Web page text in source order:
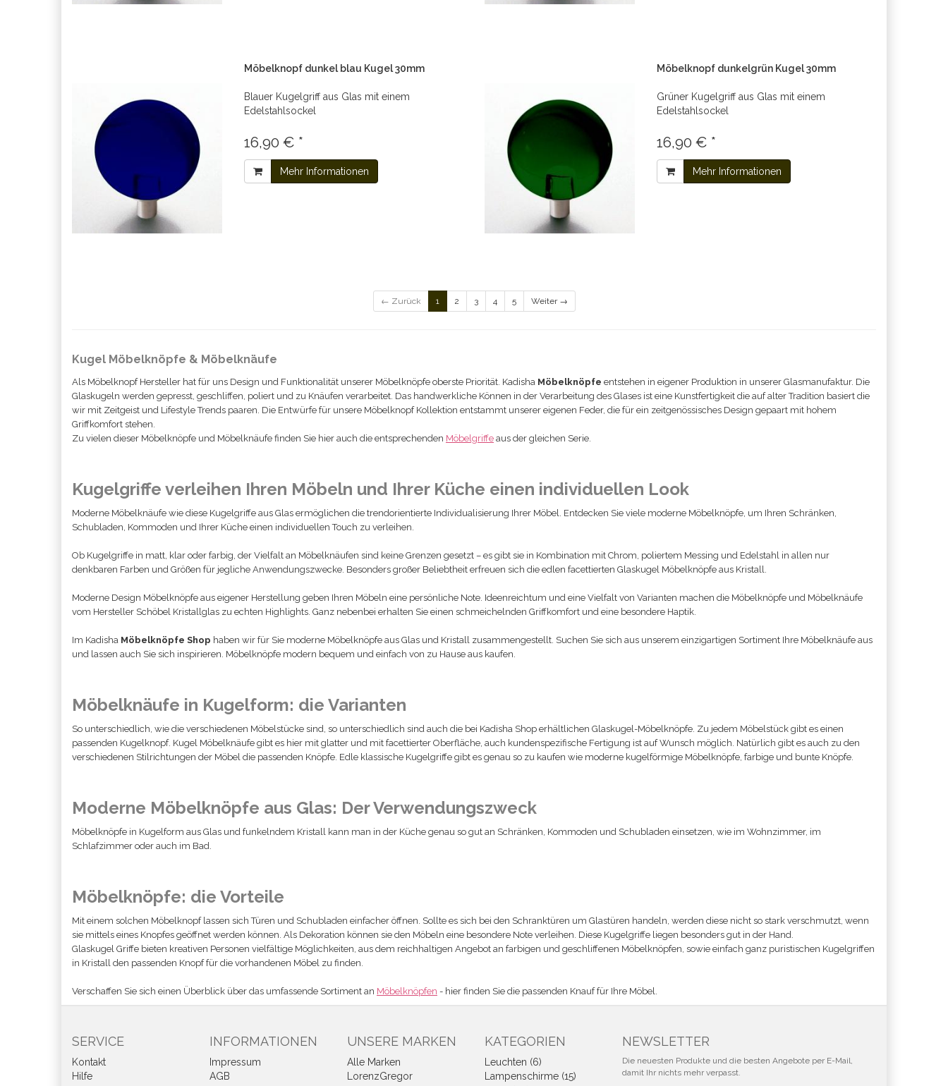
Möbelknopf dunkel blau Kugel 30mm
Blauer Kugelgriff aus Glas mit einem
Edelstahlsockel
16,90 € *
Mehr Informationen
Möbelknopf dunkelgrün Kugel 30mm
Grüner Kugelgriff aus Glas mit einem
Edelstahlsockel
16,90 € *
Mehr Informationen
← Zurück 1 2 3 4 5 Weiter →
Kugel Möbelknöpfe & Möbelknäufe
Als Möbelknopf Hersteller hat für uns Design und Funktionalität unserer Möbelknöpfe oberste Priorität. Kadisha Möbelknöpfe entstehen in eigener Produktion in unserer Glasmanufaktur. Die
Glaskugeln werden gepresst, geschliffen, poliert und zu Knäufen verarbeitet. Das handwerkliche Können in der Verarbeitung des Glases ist eine Kunstfertigkeit die auf alter Tradition basiert die
wir mit Zeitgeist und Lifestyle Trends paaren. Die Entwürfe für unsere Möbelknopf Kollektion entstammt unserer eigenen Feder, die für ein zeitgenössisches Design gepaart mit hohem
Griffkomfort stehen.
Zu vielen dieser Möbelknöpfe und Möbelknäufe finden Sie hier auch die entsprechenden Möbelgriffe aus der gleichen Serie.
Kugelgriffe verleihen Ihren Möbeln und Ihrer Küche einen individuellen Look
Moderne Möbelknäufe wie diese Kugelgriffe aus Glas ermöglichen die trendorientierte Individualisierung Ihrer Möbel. Entdecken Sie viele moderne Möbelknöpfe, um Ihren Schränken,
Schubladen, Kommoden und Ihrer Küche einen individuellen Touch zu verleihen.
Ob Kugelgriffe in matt, klar oder farbig, der Vielfalt an Möbelknäufen sind keine Grenzen gesetzt – es gibt sie in Kombination mit Chrom, poliertem Messing und Edelstahl in allen nur
denkbaren Farben und Größen für jegliche Anwendungszwecke. Besonders großer Beliebtheit erfreuen sich die edlen facettierten Glaskugel Möbelknöpfe aus Kristall.
Moderne Design Möbelknöpfe aus eigener Herstellung geben Ihren Möbeln eine persönliche Note. Ideenreichtum und eine Vielfalt von Varianten machen die Möbelknöpfe und Möbelknäufe
vom Hersteller Schöbel Kristallglas zu echten Highlights. Ganz nebenbei erhalten Sie einen schmeichelnden Griffkomfort und eine besondere Haptik.
Im Kadisha Möbelknöpfe Shop haben wir für Sie moderne Möbelknöpfe aus Glas und Kristall zusammengestellt. Suchen Sie sich aus unserem einzigartigen Sortiment Ihre Möbelknäufe aus
und lassen auch Sie sich inspirieren. Möbelknöpfe modern bequem und einfach von zu Hause aus kaufen.
Möbelknäufe in Kugelform: die Varianten
So unterschiedlich, wie die verschiedenen Möbelstücke sind, so unterschiedlich sind auch die bei Kadisha Shop erhältlichen Glaskugel-Möbelknöpfe. Zu jedem Möbelstück gibt es einen
passenden Kugelknopf. Kugel Möbelknäufe gibt es hier mit glatter und mit facettierter Oberfläche, auch kundenspezifische Fertigung ist auf Wunsch möglich. Natürlich gibt es auch zu den
verschiedenen Stilrichtungen der Möbel die passenden Knöpfe. Edle klassische Kugelgriffe gibt es genau so zu kaufen wie moderne kugelförmige Möbelknöpfe, farbige und bunte Knöpfe.
Moderne Möbelknöpfe aus Glas: Der Verwendungszweck
Möbelknöpfe in Kugelform aus Glas und funkelndem Kristall kann man in der Küche genau so gut an Schränken, Kommoden und Schubladen einsetzen, wie im Wohnzimmer, im
Schlafzimmer oder auch im Bad.
Möbelknöpfe: die Vorteile
Mit einem solchen Möbelknopf lassen sich Türen und Schubladen einfacher öffnen. Sollte es sich bei den Schranktüren um Glastüren handeln, werden diese nicht so stark verschmutzt, wenn
sie mittels eines Knopfes geöffnet werden können. Als Dekoration können sie den Möbeln eine besondere Note verleihen. Diese Kugelgriffe liegen besonders gut in der Hand.
Glaskugel Griffe bieten kreativen Personen vielfältige Möglichkeiten, aus dem reichhaltigen Angebot an farbigen und geschliffenen Möbelknöpfen, sowie einfach ganz puristischen Kugelgriffen
in Kristall den passenden Knopf für die vorhandenen Möbel zu finden.
Verschaffen Sie sich einen Überblick über das umfassende Sortiment an Möbelknöpfen - hier finden Sie die passenden Knauf für Ihre Möbel.
SERVICE
Kontakt
Hilfe
INFORMATIONEN
Impressum
AGB
UNSERE MARKEN
Alle Marken
LorenzGregor
KATEGORIEN
Leuchten (6)
Lampenschirme (15)
NEWSLETTER
Die neuesten Produkte und die besten Angebote per E-Mail,
damit Ihr nichts mehr verpasst.